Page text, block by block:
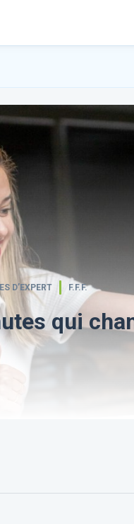
D’EXPERT F.F.F.
qui